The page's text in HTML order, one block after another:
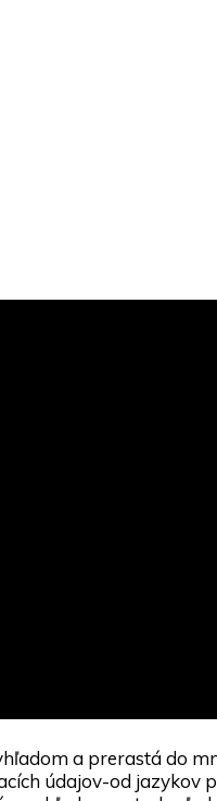
a prerastá do
údajov-od jazykov